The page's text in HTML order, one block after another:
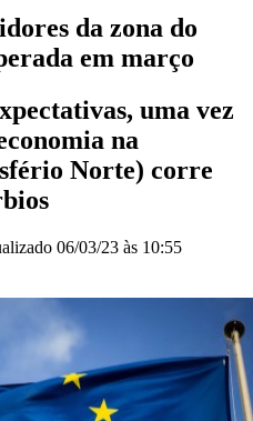
da zona do
em março
uma vez
na
Norte) corre
06/03/23 às 10:55